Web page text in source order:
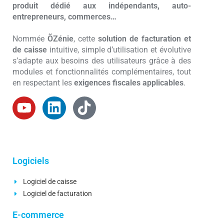
produit dédié aux indépendants, auto-
entrepreneurs, commerces…
NomméeÕZénie, cettesolution de facturation et
de caisseintuitive, simple d’utilisation et évolutive
s’adapte aux besoins des utilisateurs grâce à des
modules et fonctionnalités complémentaires, tout
en respectant les exigences fiscales applicables.
Logiciels
Logiciel de caisse
Logiciel de facturation
E-commerce